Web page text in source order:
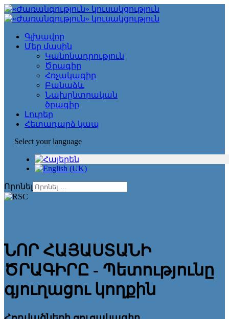
Գլխավոր
Մեր մասին
Կանոնադրություն
Ծրագիր
Հռչակագիր
Բանաձև
Նախընտրական
ծրագիր
Լուրեր
Հետադարձ կապ
Select your language
Որոնել
ՆՈՐ ՀԱՅԱՍՏԱՆԻ
ԾՐԱԳԻՐԸ - Պետությունը
գյուղացու կողքին